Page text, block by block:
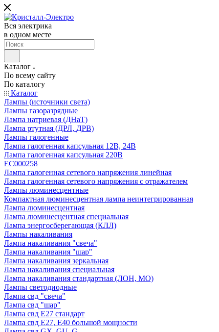
Вся электрика
в одном месте
Каталог
По всему сайту
По каталогу
Каталог
Лампы (источники света)
Лампы газоразрядные
Лампа натриевая (ДНаТ)
Лампа ртутная (ДРЛ, ДРВ)
Лампы галогенные
Лампа галогенная капсульная 12В, 24В
Лампа галогенная капсульная 220В
EC000258
Лампа галогенная сетевого напряжения линейная
Лампа галогенная сетевого напряжения с отражателем
Лампы люминесцентные
Компактная люминесцентная лампа неинтегрированная
Лампа люминесцентная
Лампа люминесцентная специальная
Лампа энергосберегающая (КЛЛ)
Лампы накаливания
Лампа накаливания "свеча"
Лампа накаливания "шар"
Лампа накаливания зеркальная
Лампа накаливания специальная
Лампа накаливания стандартная (ЛОН, МО)
Лампы светодиодные
Лампа свд "свеча"
Лампа свд "шар"
Лампа свд E27 стандарт
Лампа свд E27, Е40 большой мощности